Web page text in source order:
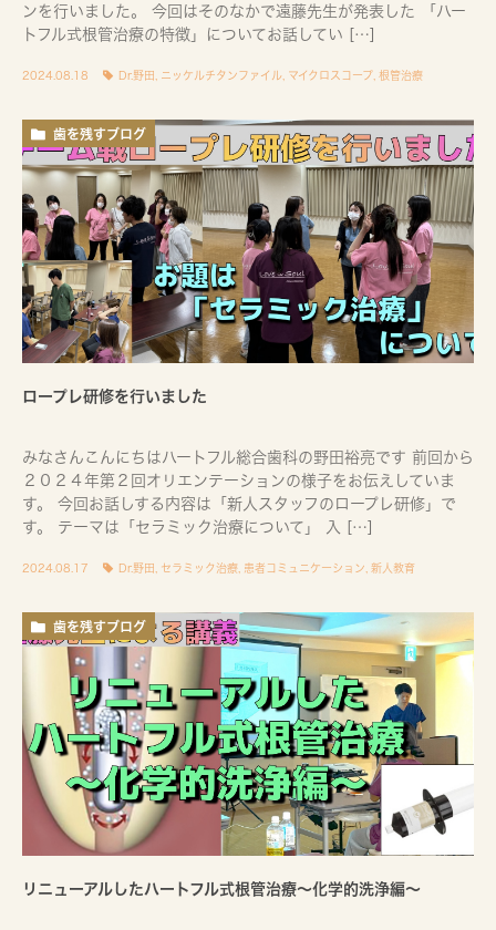
ンを行いました。 今回はそのなかで遠藤先生が発表した 「ハー
トフル式根管治療の特徴」についてお話してい […]
2024.08.18 Dr.野田 ニッケルチタンファイル マイクロスコープ 根管治療
歯を残すブログ
ロープレ研修を行いました
みなさんこんにちはハートフル総合歯科の野田裕亮です 前回から
２０２４年第２回オリエンテーションの様子をお伝えしていま
す。 今回お話しする内容は「新人スタッフのロープレ研修」で
す。 テーマは「セラミック治療について」 入 […]
2024.08.17 Dr.野田 セラミック治療 患者コミュニケーション 新人教育
歯を残すブログ
リニューアルしたハートフル式根管治療〜化学的洗浄編〜